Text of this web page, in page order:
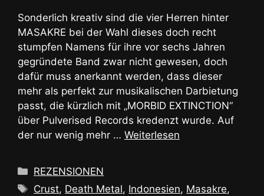
Sonderlich kreativ sind die vier Herren hinter
MASAKRE bei der Wahl dieses doch recht
stumpfen Namens für ihre vor sechs Jahren
gegründete Band zwar nicht gewesen, doch
dafür muss anerkannt werden, dass dieser
mehr als perfekt zur musikalischen Darbietung
passt, die kürzlich mit „MORBID EXTINCTION“
über Pulverised Records kredenzt wurde. Auf
der nur wenig mehr … Weiterlesen
Kategorien
REZENSIONEN
Schlagwörter
Crust, Death Metal, Indonesien, Masakre,